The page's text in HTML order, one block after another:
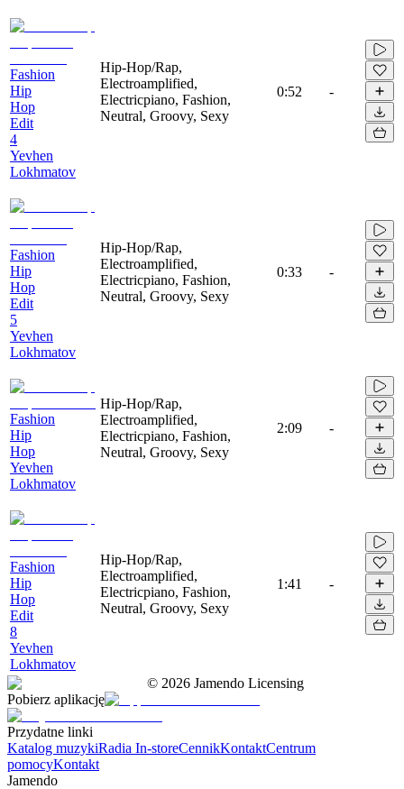
Fashion
Hip
Hop
Edit
4
Yevhen
Lokhmatov
Hip-Hop/Rap,
Electroamplified,
Electricpiano, Fashion,
Neutral, Groovy, Sexy
0:52 -
Fashion
Hip
Hop
Edit
5
Yevhen
Lokhmatov
Hip-Hop/Rap,
Electroamplified,
Electricpiano, Fashion,
Neutral, Groovy, Sexy
0:33 -
Fashion
Hip
Hop
Yevhen
Lokhmatov
Hip-Hop/Rap,
Electroamplified,
Electricpiano, Fashion,
Neutral, Groovy, Sexy
2:09 -
Fashion
Hip
Hop
Edit
8
Yevhen
Lokhmatov
Hip-Hop/Rap,
Electroamplified,
Electricpiano, Fashion,
Neutral, Groovy, Sexy
1:41 -
© 2026 Jamendo Licensing
Pobierz aplikację
Przydatne linki
Katalog muzykiRadia In-storeCennikKontaktCentrum
pomocyKontakt
Jamendo